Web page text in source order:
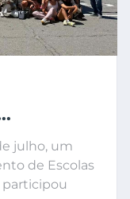
julho, um
de Escolas
participou